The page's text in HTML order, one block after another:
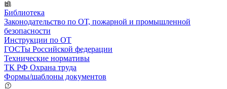
Библиотека
Законодательство по ОТ, пожарной и промышленной
безопасности
Инструкции по ОТ
ГОСТы Российской федерации
Технические нормативы
ТК РФ Охрана труда
Формы/шаблоны документов